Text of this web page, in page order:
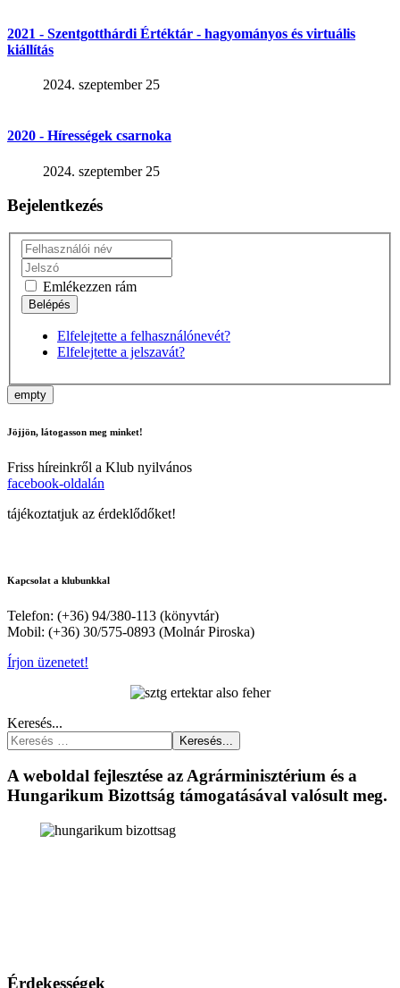
2021 - Szentgotthárdi Értéktár - hagyományos és virtuális
kiállítás
2024. szeptember 25
2020 - Hírességek csarnoka
2024. szeptember 25
Bejelentkezés
Emlékezzen rám
Elfelejtette a felhasználónevét?
Elfelejtette a jelszavát?
empty
Jöjjön, látogasson meg minket!
Friss híreinkről a Klub nyilvános
facebook-oldalán
tájékoztatjuk az érdeklődőket!
Kapcsolat a klubunkkal
Telefon: (+36) 94/380-113 (könyvtár)
Mobil: (+36) 30/575-0893 (Molnár Piroska)
Írjon üzenetet!
Keresés...
Keresés...
A weboldal fejlesztése az Agrárminisztérium és a
Hungarikum Bizottság támogatásával valósult meg.
Érdekességek